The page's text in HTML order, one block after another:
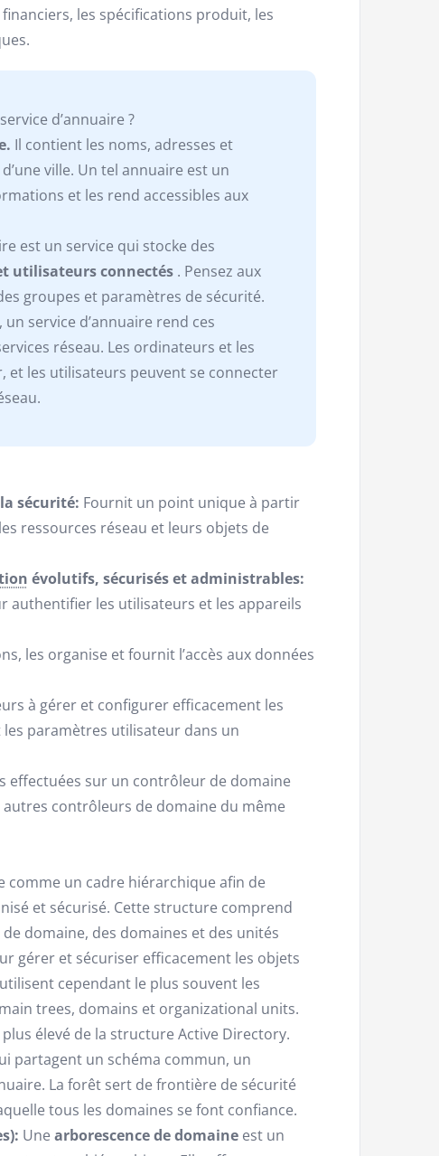
les spécifications produit, les
d’annuaire ?
Il contient les noms, adresses et
ville. Un tel annuaire est un
et les rend accessibles aux
est un service qui stocke des
utilisateurs connectés. Pensez aux
groupes et paramètres de sécurité.
un service d’annuaire rend ces
réseau. Les ordinateurs et les
les utilisateurs peuvent se connecter
sécurité: Fournit un point unique à partir
ressources réseau et leurs objets de
évolutifs, sécurisés et administrables:
authentifier les utilisateurs et les appareils
les organise et fournit l’accès aux données
à gérer et configurer efficacement les
paramètres utilisateur dans un
effectuées sur un contrôleur de domaine
contrôleurs de domaine du même
comme un cadre hiérarchique afin de
et sécurisé. Cette structure comprend
domaine, des domaines et des unités
gérer et sécuriser efficacement les objets
cependant le plus souvent les
trees, domains et organizational units.
élevé de la structure Active Directory.
partagent un schéma commun, un
La forêt sert de frontière de sécurité
tous les domaines se font confiance.
Une arborescence de domaineest un